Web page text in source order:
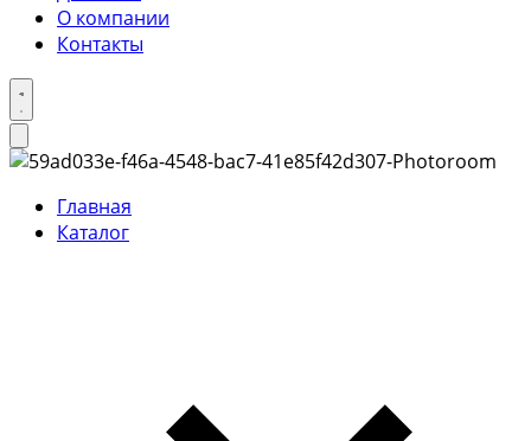
О компании
Контакты
Главная
Каталог